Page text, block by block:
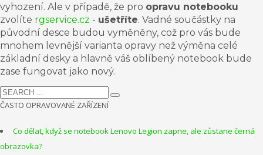
vyhození. Ale v případě, že pro opravu notebooku
zvolíte rgservice.cz - ušetříte. Vadné součástky na
původní desce budou vyměněny, což pro vás bude
mnohem levnější varianta opravy než výměna celé
základní desky a hlavně váš oblíbený notebook bude
zase fungovat jako nový.
ČASTO OPRAVOVANÉ ZAŘÍZENÍ
Co dělat, když se notebook Lenovo Legion zapne, ale zůstane černá
obrazovka?